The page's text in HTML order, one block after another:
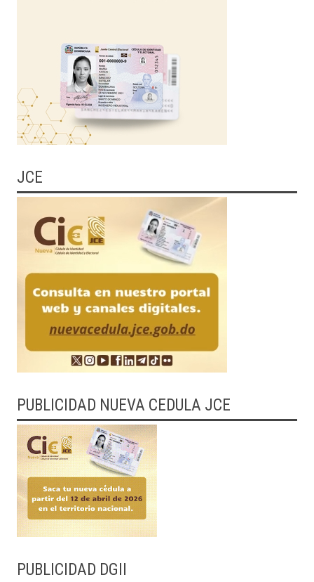
JCE
PUBLICIDAD NUEVA CEDULA JCE
PUBLICIDAD DGII